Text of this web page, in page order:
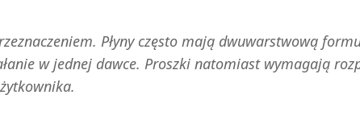
Płyny często mają dwuwarstwową
w jednej dawce. Proszki natomiast wymagają